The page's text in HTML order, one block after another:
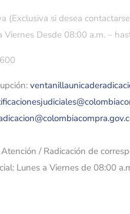
(Exclusiva si desea
Viernes Desde 08:00 a.m. –
/ Radicación de
Lunes a Viernes de 08:00